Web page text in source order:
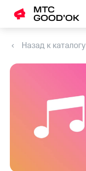
Назад к каталогу